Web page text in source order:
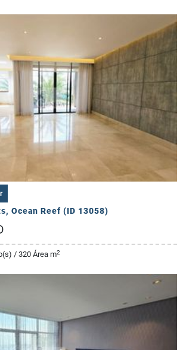
Ocean Reef (ID 13058)
/ 320 Área m2